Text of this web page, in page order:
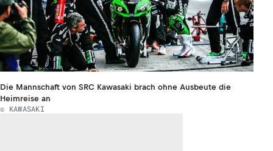
Die Mannschaft von SRC Kawasaki brach ohne Ausbeute die
Heimreise an
© KAWASAKI